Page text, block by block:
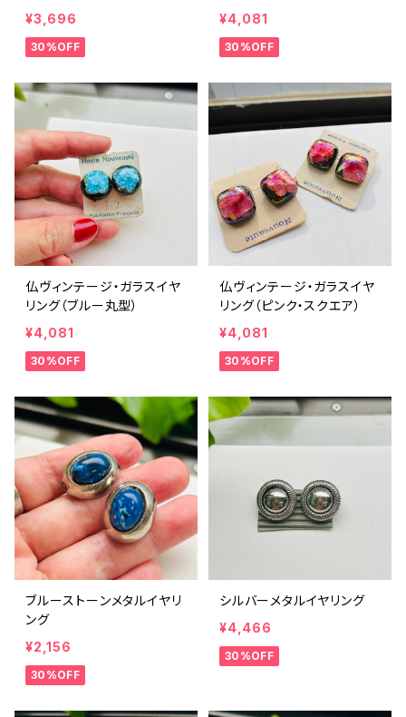
¥3,696
30%OFF
¥4,081
30%OFF
仏ヴィンテージ・ガラスイヤ
リング（ブルー丸型）
¥4,081
30%OFF
仏ヴィンテージ・ガラスイヤ
リング（ピンク・スクエア）
¥4,081
30%OFF
ブルーストーンメタルイヤリ
ング
¥2,156
30%OFF
シルバーメタルイヤリング
¥4,466
30%OFF